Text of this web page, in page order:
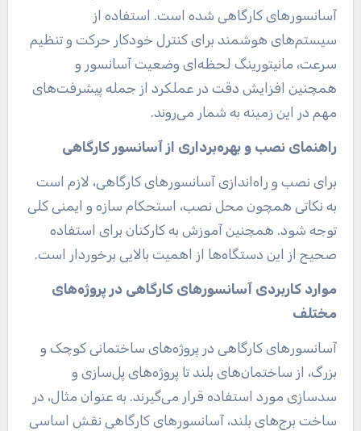
آسانسورهای کارگاهی شده است. استفاده از
سیستم‌های هوشمند برای کنترل خودکار حرکت و تنظیم
سرعت، مانیتورینگ لحظه‌ای وضعیت آسانسور و
همچنین افزایش دقت در عملکرد از جمله پیشرفت‌های
مهم در این زمینه به شمار می‌روند.
راهنمای نصب و بهره‌برداری از آسانسور کارگاهی
برای نصب و راه‌اندازی آسانسورهای کارگاهی، لازم است
به نکاتی همچون محل نصب، استحکام سازه و ایمنی کلی
توجه شود. همچنین آموزش به کارکنان برای استفاده
صحیح از این دستگاه‌ها از اهمیت بالایی برخوردار است.
موارد کاربردی آسانسورهای کارگاهی در پروژه‌های
مختلف
آسانسورهای کارگاهی در پروژه‌های ساختمانی کوچک و
بزرگ، از ساختمان‌های بلند تا پروژه‌های پل‌سازی و
سدسازی مورد استفاده قرار می‌گیرند. به عنوان مثال، در
ساخت برج‌های بلند، آسانسورهای کارگاهی نقش اساسی